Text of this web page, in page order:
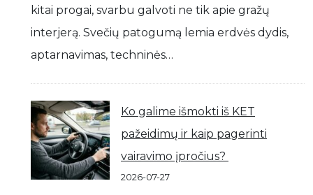
kitai progai, svarbu galvoti ne tik apie gražų
interjerą. Svečių patogumą lemia erdvės dydis,
aptarnavimas, techninės…
Ko galime išmokti iš KET
pažeidimų ir kaip pagerinti
vairavimo įpročius?
2026-07-27